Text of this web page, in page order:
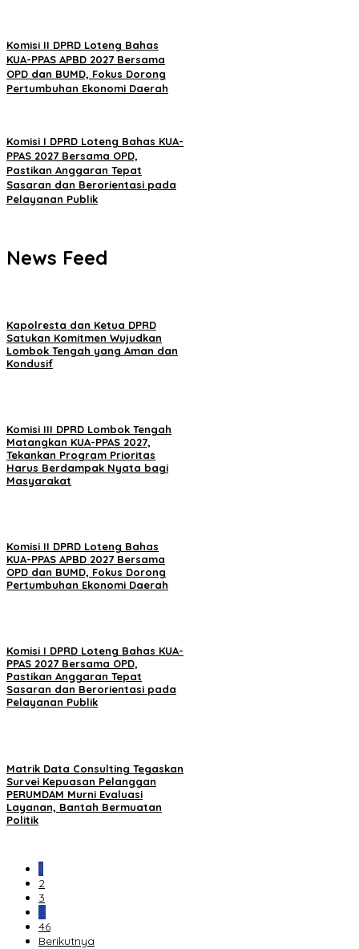
Komisi II DPRD Loteng Bahas
KUA-PPAS APBD 2027 Bersama
OPD dan BUMD, Fokus Dorong
Pertumbuhan Ekonomi Daerah
Komisi I DPRD Loteng Bahas KUA-
PPAS 2027 Bersama OPD,
Pastikan Anggaran Tepat
Sasaran dan Berorientasi pada
Pelayanan Publik
News Feed
Kapolresta dan Ketua DPRD
Satukan Komitmen Wujudkan
Lombok Tengah yang Aman dan
Kondusif
Komisi III DPRD Lombok Tengah
Matangkan KUA-PPAS 2027,
Tekankan Program Prioritas
Harus Berdampak Nyata bagi
Masyarakat
Komisi II DPRD Loteng Bahas
KUA-PPAS APBD 2027 Bersama
OPD dan BUMD, Fokus Dorong
Pertumbuhan Ekonomi Daerah
Komisi I DPRD Loteng Bahas KUA-
PPAS 2027 Bersama OPD,
Pastikan Anggaran Tepat
Sasaran dan Berorientasi pada
Pelayanan Publik
Matrik Data Consulting Tegaskan
Survei Kepuasan Pelanggan
PERUMDAM Murni Evaluasi
Layanan, Bantah Bermuatan
Politik
1
2
3
…
46
Berikutnya